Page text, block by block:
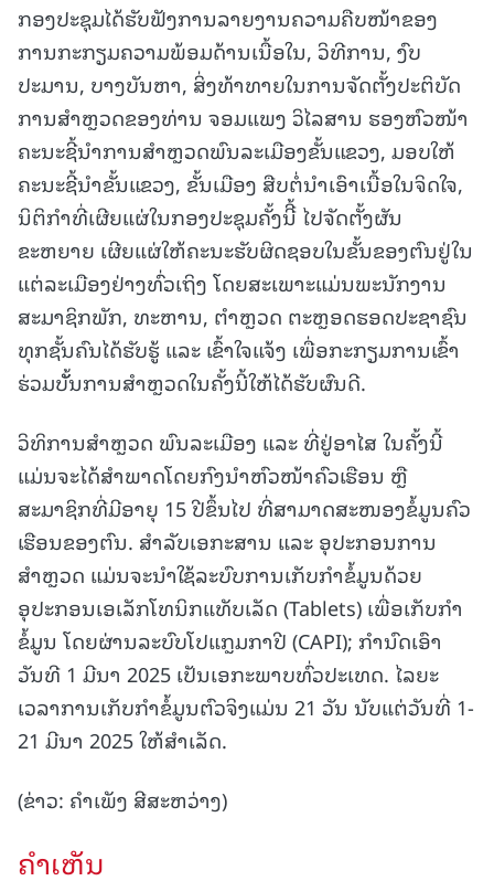
ກອງປະຊຸມໄດ້ຮັບຟັງການລາຍງານຄວາມຄືບໜ້າຂອງ
ການກະກຽມຄວາມພ້ອມດ້ານເນື້ອໃນ, ວິທີການ, ງົບ
ປະມານ, ບາງບັນຫາ, ສິ່ງທ້າທາຍໃນການຈັດຕັ້ງປະຕິບັດ
ການສຳຫຼວດຂອງທ່ານ ຈອມແພງ ວິໄລສານ ຮອງຫົວໜ້າ
ຄະນະຊີ້ນໍາການສໍາຫຼວດພົນລະເມືອງຂັ້ນແຂວງ, ມອບໃຫ້
ຄະນະຊີ້ນຳຂັ້ນແຂວງ, ຂັ້ນເມືອງ ສືບຕໍ່ນຳເອົາເນື້ອໃນຈິດໃຈ,
ນິຕິກໍາທີ່ເຜີຍແຜ່ໃນກອງປະຊຸມຄັ້ງນີີ້ ໄປຈັດຕັ້ງຜັນ
ຂະຫຍາຍ ເຜີຍແຜ່ໃຫ້ຄະນະຮັບຜິດຊອບໃນຂັ້ນຂອງຕົນຢູ່ໃນ
ແຕ່ລະເມືອງຢ່າງທົ່ວເຖິງ ໂດຍສະເພາະແມ່ນພະນັກງານ
ສະມາຊິກພັກ, ທະຫານ, ຕຳຫຼວດ ຕະຫຼອດຮອດປະຊາຊົນ
ທຸກຊັ້ນຄົນໄດ້ຮັບຮູ້ ແລະ ເຂົ້າໃຈແຈ້ງ ເພື່ອກະກຽມການເຂົ້າ
ຮ່ວມບັັ້ນການສໍາຫຼວດໃນຄັ້ງນີ້ໃຫ້ໄດ້ຮັບຜົນດີ.
ວິທິການສໍາຫຼວດ ພົນລະເມືອງ ແລະ ທີ່ຢູ່ອາໄສ ໃນຄັ້ງນີ້
ແມ່ນຈະໄດ້ສໍາພາດໂດຍກົງນໍາຫົວໜ້າຄົວເຮືອນ ຫຼື
ສະມາຊິກທີ່ມີອາຍຸ 15 ປີຂຶ້ນໄປ ທີ່ສາມາດສະໜອງຂໍ້ມູນຄົວ
ເຮືອນຂອງຕົນ. ສໍາລັບເອກະສານ ແລະ ອຸປະກອນການ
ສຳຫຼວດ ແມ່ນຈະນໍາໃຊ້ລະບົບການເກັບກຳຂໍ້ມູນດ້ວຍ
ອຸປະກອນເອເລັກໂທນິກແທັບເລັດ (Tablets) ເພື່ອເກັບກຳ
ຂໍ້ມູນ ໂດຍຜ່ານລະບົບໂປແກຼມກາປີ (CAPI); ກຳນົດເອົາ
ວັນທີ 1 ມີນາ 2025 ເປັນເອກະພາບທົ່ວປະເທດ. ໄລຍະ
ເວລາການເກັບກຳຂໍ້ມູນຕົວຈິງແມ່ນ 21 ວັນ ນັບແຕ່ວັນທີ່ 1-
21 ມີນາ 2025 ໃຫ້ສໍາເລັດ.
(ຂ່າວ: ຄໍາເພັງ ສີສະຫວ່າງ)
ຄໍາເຫັນ